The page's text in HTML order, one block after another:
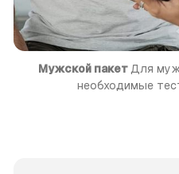
Мужской пакет Для
необходимые